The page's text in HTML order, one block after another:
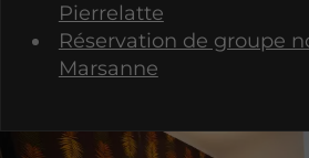
Pierrelatte
Réservation de groupe
Marsanne